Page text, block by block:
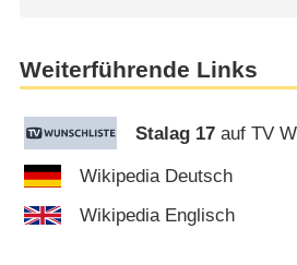
Weiterführende Links
Stalag 17 auf TV
Wikipedia Deutsch
Wikipedia Englisch